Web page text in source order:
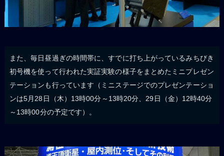
また、毎日昼過ぎの時間帯に、すでに打ち上がっているみちびき
初号機を使って行われた実証実験の様子をまとめたミニプレゼン
テーションも行っています（ミニステージでのプレゼンテーショ
ンは5月28日（木）13時00分～13時20分、29日（金）12時40分
～13時00分の予定です）。